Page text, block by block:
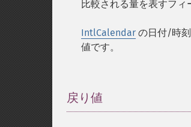
比較される量を表すフィ
IntlCalendar の日付/時刻
値です。
戻り値